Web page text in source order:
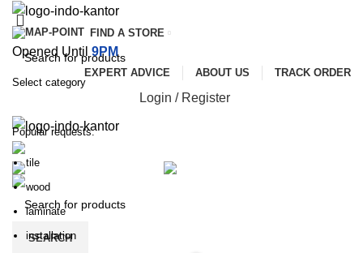
FIND A STORE
Opened Until 9PM
EXPERT ADVICE ABOUT US TRACK ORDER
Login / Register
SEARCH
Select category
Popular requests:
tile
wood
laminate
installation